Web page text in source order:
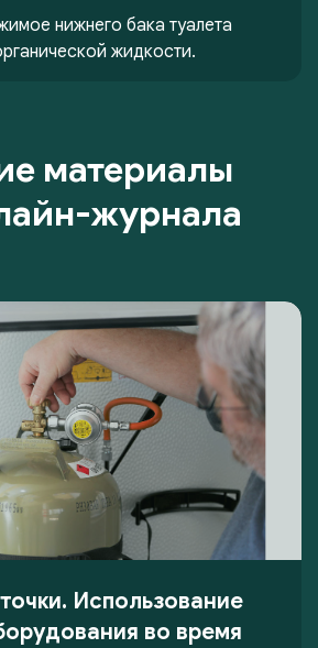
нижнего бака туалета
жидкости.
материалы
журнала
Использование
во время